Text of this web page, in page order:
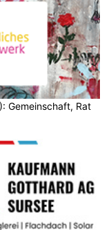
Gemeinschaft, Rat